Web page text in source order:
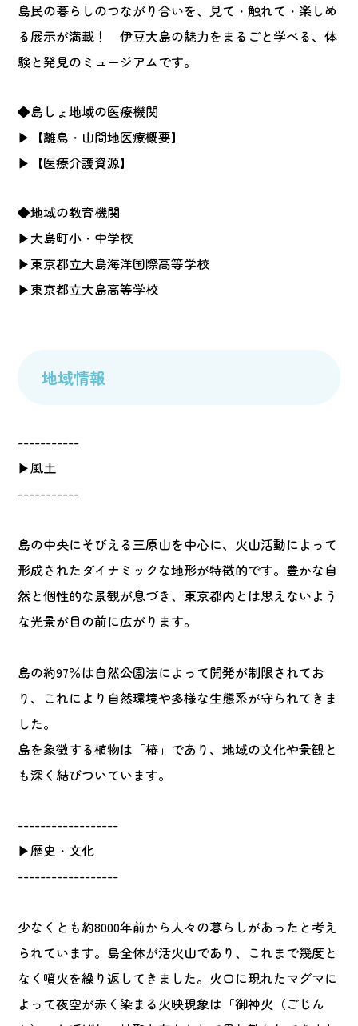
島民の暮らしのつながり合いを、見て・触れて・楽しめ
る展示が満載！ 伊豆大島の魅力をまるごと学べる、体
験と発見のミュージアムです。
◆島しょ地域の医療機関
▶ 【離島・山間地医療概要】
▶ 【医療介護資源】
◆地域の教育機関
▶大島町小・中学校
▶東京都立大島海洋国際高等学校
▶東京都立大島高等学校
地域情報
-----------
▶風土
-----------
島の中央にそびえる三原山を中心に、火山活動によって
形成されたダイナミックな地形が特徴的です。豊かな自
然と個性的な景観が息づき、東京都内とは思えないよう
な光景が目の前に広がります。
島の約97％は自然公園法によって開発が制限されてお
り、これにより自然環境や多様な生態系が守られてきま
した。
島を象徴する植物は「椿」であり、地域の文化や景観と
も深く結びついています。
------------------
▶歴史・文化
------------------
少なくとも約8000年前から人々の暮らしがあったと考え
られています。島全体が活火山であり、これまで幾度と
なく噴火を繰り返してきました。火口に現れたマグマに
よって夜空が赤く染まる火映現象は「御神火（ごじん